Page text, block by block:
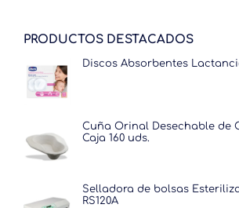
PRODUCTOS DESTACADOS
Discos Absorbentes
Cuña Orinal Desechable de
Caja 160 uds.
Selladora de bolsas
RS120A